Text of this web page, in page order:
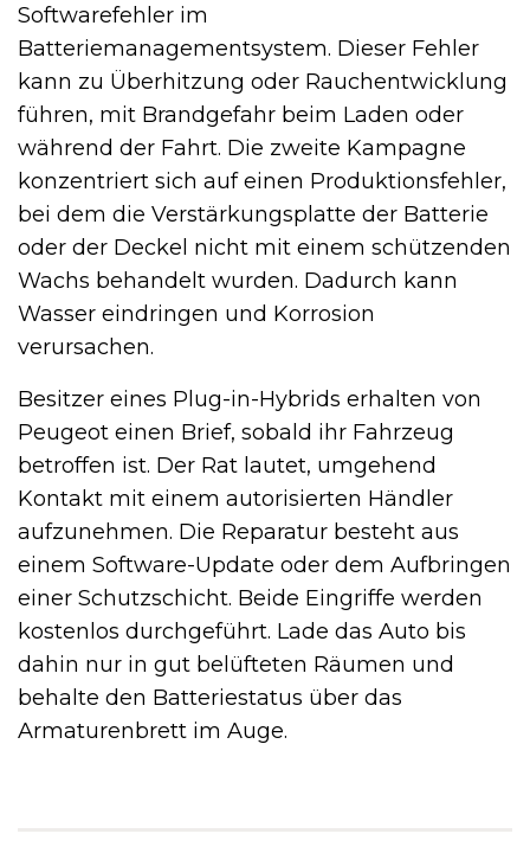
Softwarefehler im
Batteriemanagementsystem. Dieser Fehler
kann zu Überhitzung oder Rauchentwicklung
führen, mit Brandgefahr beim Laden oder
während der Fahrt. Die zweite Kampagne
konzentriert sich auf einen Produktionsfehler,
bei dem die Verstärkungsplatte der Batterie
oder der Deckel nicht mit einem schützenden
Wachs behandelt wurden. Dadurch kann
Wasser eindringen und Korrosion
verursachen.
Besitzer eines Plug-in-Hybrids erhalten von
Peugeot einen Brief, sobald ihr Fahrzeug
betroffen ist. Der Rat lautet, umgehend
Kontakt mit einem autorisierten Händler
aufzunehmen. Die Reparatur besteht aus
einem Software-Update oder dem Aufbringen
einer Schutzschicht. Beide Eingriffe werden
kostenlos durchgeführt. Lade das Auto bis
dahin nur in gut belüfteten Räumen und
behalte den Batteriestatus über das
Armaturenbrett im Auge.